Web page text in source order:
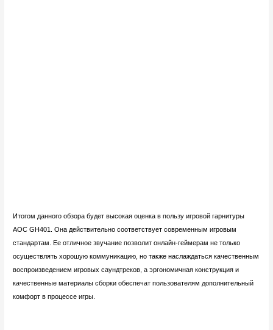
Итогом данного обзора будет высокая оценка в пользу игровой гарнитуры
AOC GH401. Она действительно соответствует современным игровым
стандартам. Ее отличное звучание позволит онлайн-геймерам не только
осуществлять хорошую коммуникацию, но также наслаждаться качественным
воспроизведением игровых саундтреков, а эргономичная конструкция и
качественные материалы сборки обеспечат пользователям дополнительный
комфорт в процессе игры.